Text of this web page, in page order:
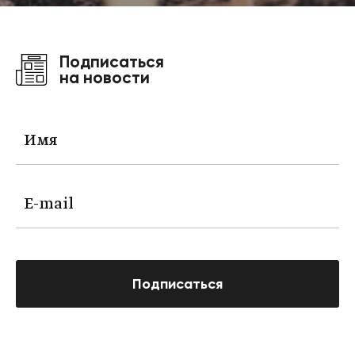
Подписаться
на новости
Подписаться